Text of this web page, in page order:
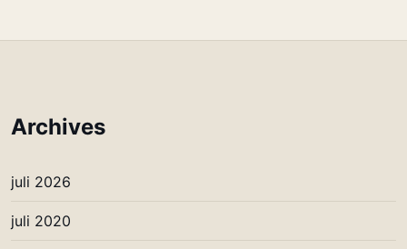
Archives
juli 2026
juli 2020